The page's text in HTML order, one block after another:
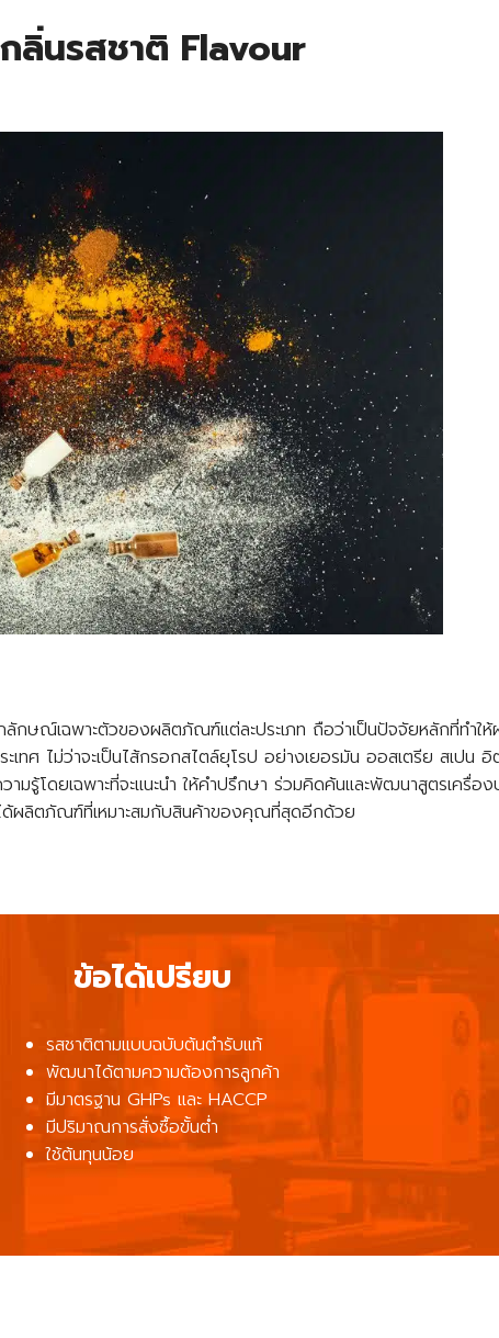
กลิ่นรสชาติ Flavour
กษณ์เฉพาะตัวของผลิตภัณฑ์แต่ละประเภท ถือว่าเป็นปัจจัยหลักที่ทำ
ทศ ไม่ว่าจะเป็นไส้กรอกสไตล์ยุโรป อย่างเยอรมัน ออสเตรีย สเปน
ามรู้โดยเฉพาะที่จะแนะนำ ให้คำปรึกษา ร่วมคิดค้นและพัฒนาสูตรเค
ด้ผลิตภัณฑ์ที่เหมาะสมกับสินค้าของคุณที่สุดอีกด้วย
ข้อได้เปรียบ
รสชาติตามแบบฉบับต้นตำรับแท้
พัฒนาได้ตามความต้องการลูกค้า
มีมาตรฐาน GHPs และ HACCP
มีปริมาณการสั่งซื้อขั้นต่ำ
ใช้ต้นทุนน้อย